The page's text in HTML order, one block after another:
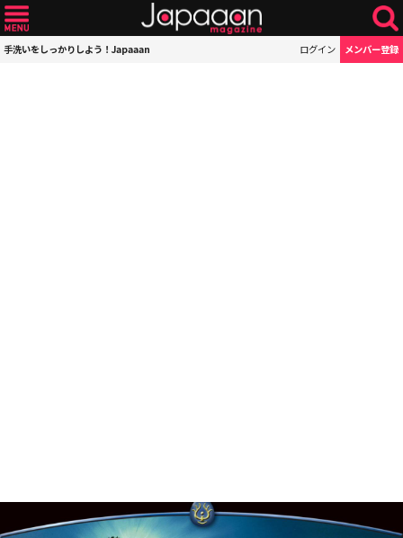
手洗いをしっかりしよう！Japaaan ログイン メンバー登録